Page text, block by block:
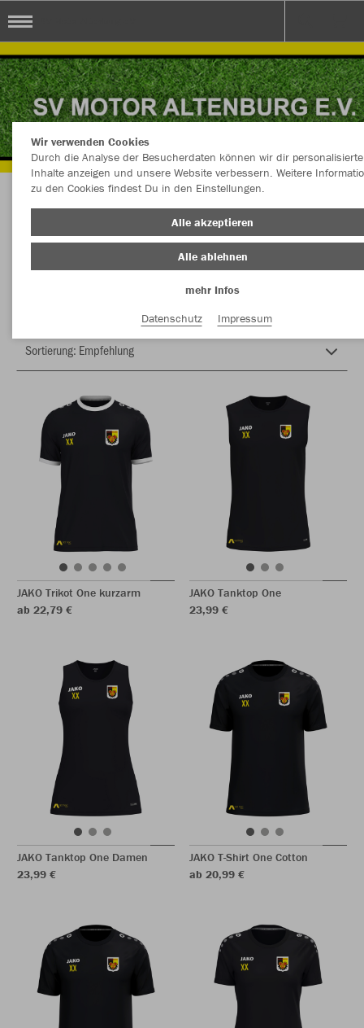
SV Motor Altenburg e.V.
Farbe
JAKO Trikot One kurzarm
ab 22,79 €
JAKO Tanktop One
23,99 €
JAKO Tanktop One Damen
23,99 €
JAKO T-Shirt One Cotton
ab 20,99 €
Wir verwenden Cookies
Durch die Analyse der Besucherdaten können wir dir personalisierte
Inhalte anzeigen und unsere Website verbessern. Weitere
zu den Cookies findest Du in den Einstellungen.
Alle akzeptieren
Alle ablehnen
mehr Infos
Datenschutz
Impressum